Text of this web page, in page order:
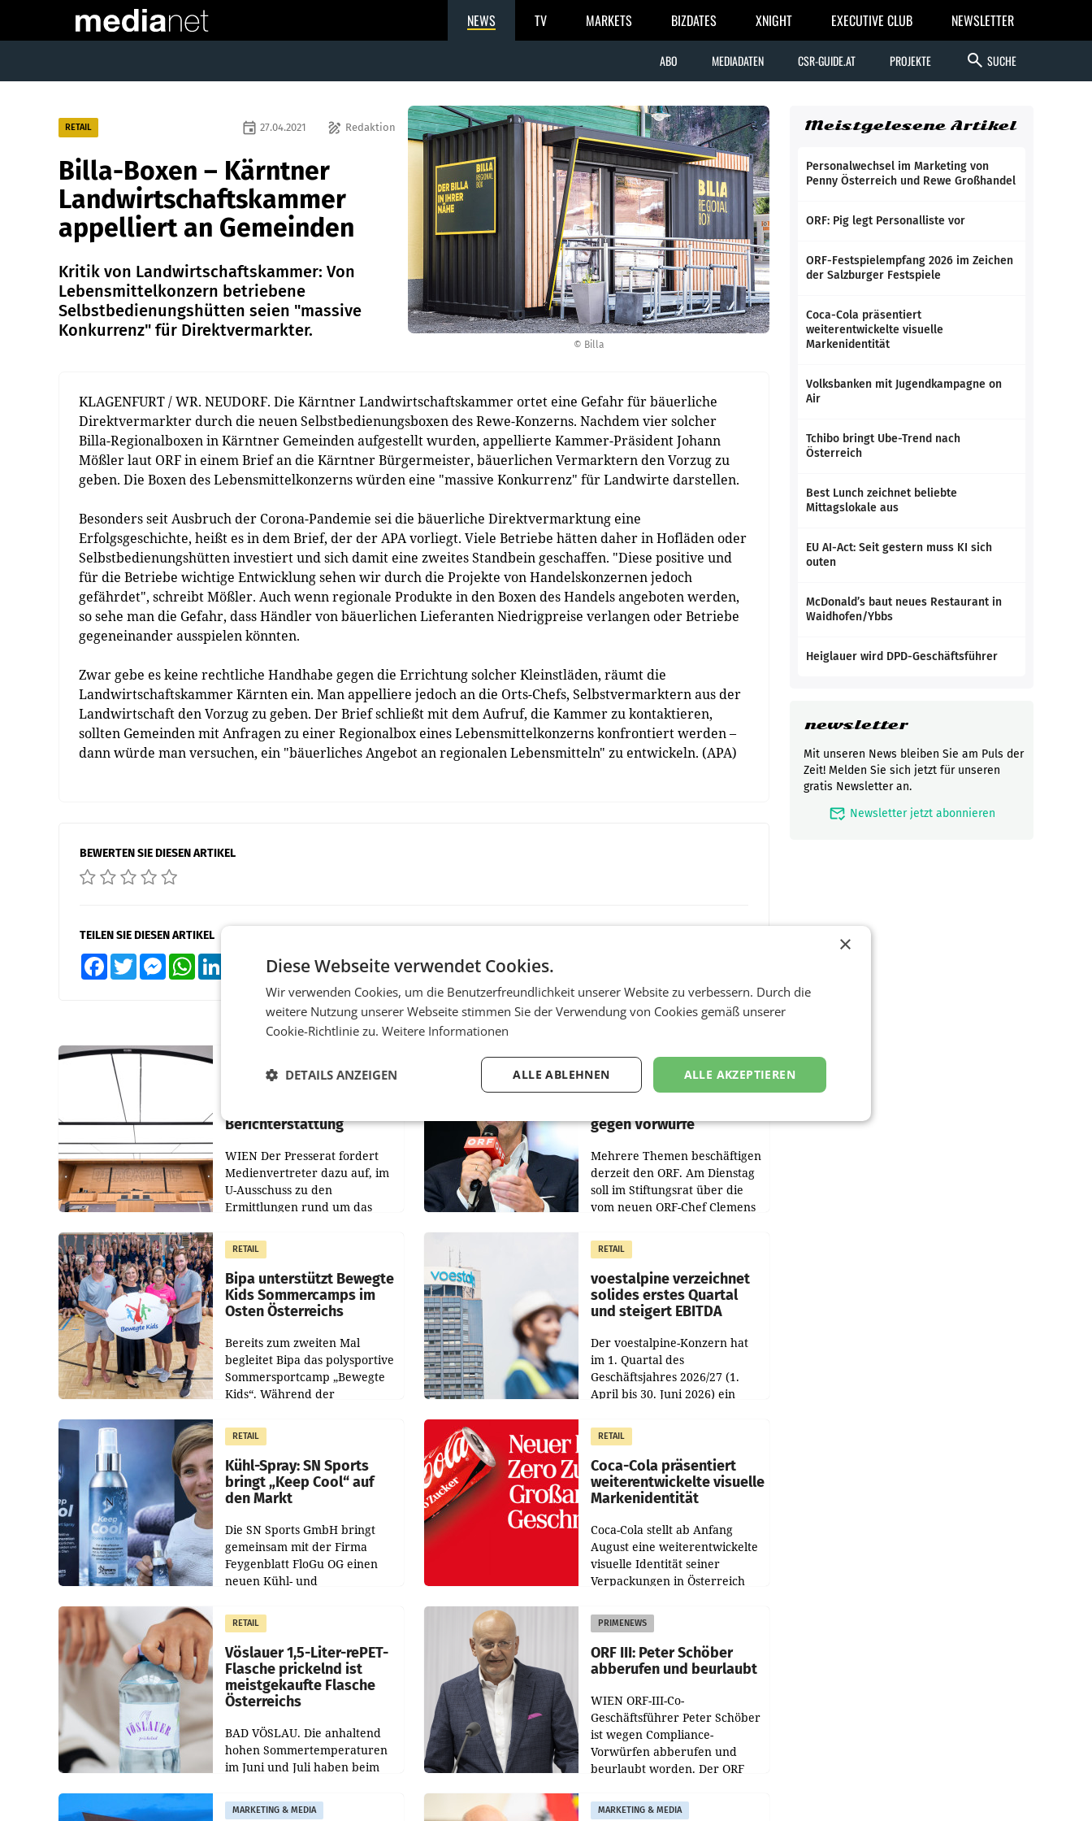
NEWS TV MARKETS BIZDATES XNIGHT EXECUTIVE CLUB NEWSLETTER
ABO MEDIADATEN CSR-GUIDE.AT PROJEKTE search SUCHE
© Billa
RETAIL draw Redaktion
event 27.04.2021
Billa-Boxen – Kärntner
Landwirtschaftskammer
appelliert an Gemeinden
Kritik von Landwirtschaftskammer: Von
Lebensmittelkonzern betriebene
Selbstbedienungshütten seien "massive
Konkurrenz" für Direktvermarkter.
KLAGENFURT / WR. NEUDORF. Die Kärntner Landwirtschaftskammer ortet eine Gefahr für bäuerliche
Direktvermarkter durch die neuen Selbstbedienungsboxen des Rewe-Konzerns. Nachdem vier solcher
Billa-Regionalboxen in Kärntner Gemeinden aufgestellt wurden, appellierte Kammer-Präsident Johann
Mößler laut ORF in einem Brief an die Kärntner Bürgermeister, bäuerlichen Vermarktern den Vorzug zu
geben. Die Boxen des Lebensmittelkonzerns würden eine "massive Konkurrenz" für Landwirte darstellen.
Besonders seit Ausbruch der Corona-Pandemie sei die bäuerliche Direktvermarktung eine
Erfolgsgeschichte, heißt es in dem Brief, der der APA vorliegt. Viele Betriebe hätten daher in Hofläden oder
Selbstbedienungshütten investiert und sich damit eine zweites Standbein geschaffen. "Diese positive und
für die Betriebe wichtige Entwicklung sehen wir durch die Projekte von Handelskonzernen jedoch
gefährdet", schreibt Mößler. Auch wenn regionale Produkte in den Boxen des Handels angeboten werden,
so sehe man die Gefahr, dass Händler von bäuerlichen Lieferanten Niedrigpreise verlangen oder Betriebe
gegeneinander ausspielen könnten.
Zwar gebe es keine rechtliche Handhabe gegen die Errichtung solcher Kleinstläden, räumt die
Landwirtschaftskammer Kärnten ein. Man appelliere jedoch an die Orts-Chefs, Selbstvermarktern aus der
Landwirtschaft den Vorzug zu geben. Der Brief schließt mit dem Aufruf, die Kammer zu kontaktieren,
sollten Gemeinden mit Anfragen zu einer Regionalbox eines Lebensmittelkonzerns konfrontiert werden –
dann würde man versuchen, ein "bäuerliches Angebot an regionalen Lebensmitteln" zu entwickeln. (APA)
BEWERTEN SIE DIESEN ARTIKEL
TEILEN SIE DIESEN ARTIKEL
FacebookTwitter MessengerWhatsApp XING
Berichterstattung
WIEN Der Presserat fordert
Medienvertreter dazu auf, im
U-Ausschuss zu den
Ermittlungen rund um das
im Justizministerium, Christian
Pilnacek, auf sensible
MARKETING & MEDIA
Stiftungsrat Lederer
gegen Vorwürfe
Mehrere Themen beschäftigen
derzeit den ORF. Am Dienstag
soll im Stiftungsrat über die
vom neuen ORF-Chef Clemens
Besetzungen für die
Direktionen abgestimmt
werden.
RETAIL
Bipa unterstützt Bewegte
Kids Sommercamps im
Osten Österreichs
Bereits zum zweiten Mal
begleitet Bipa das polysportive
Sommersportcamp „Bewegte
Kids“. Während der
Juli und August versorgt das
Unternehmen Kinder sowie
RETAIL
voestalpine verzeichnet
solides erstes Quartal
und steigert EBITDA
Der voestalpine-Konzern hat
im 1. Quartal des
Geschäftsjahres 2026/27 (1.
April bis 30. Juni 2026) ein
Der Umsatz stieg im Vergleich
zur Vorjahresperiode
RETAIL
Kühl-Spray: SN Sports
bringt „Keep Cool“ auf
den Markt
Die SN Sports GmbH bringt
gemeinsam mit der Firma
Feygenblatt FloGu OG einen
neuen Kühl- und
Markt. Das Produkt namens
„Keep Cool“ ist zu 100 Prozent
RETAIL
Coca-Cola präsentiert
weiterentwickelte visuelle
Markenidentität
Coca-Cola stellt ab Anfang
August eine weiterentwickelte
visuelle Identität seiner
Verpackungen in Österreich
Redesigns stehen zentrale
Gestaltungselemente
RETAIL
Vöslauer 1,5-Liter-rePET-
Flasche prickelnd ist
meistgekaufte Flasche
Österreichs
BAD VÖSLAU. Die anhaltend
hohen Sommertemperaturen
im Juni und Juli haben beim
Getränkehersteller Vöslauer zu
PRIMENEWS
ORF III: Peter Schöber
abberufen und beurlaubt
WIEN ORF-III-Co-
Geschäftsführer Peter Schöber
ist wegen Compliance-
Vorwürfen abberufen und
beurlaubt worden. Der ORF
entsprechende
MARKETING & MEDIA MARKETING & MEDIA
Meistgelesene Artikel
Personalwechsel im Marketing von
Penny Österreich und Rewe Großhandel
ORF: Pig legt Personalliste vor
ORF-Festspielempfang 2026 im Zeichen
der Salzburger Festspiele
Coca-Cola präsentiert
weiterentwickelte visuelle
Markenidentität
Volksbanken mit Jugendkampagne on
Air
Tchibo bringt Ube-Trend nach
Österreich
Best Lunch zeichnet beliebte
Mittagslokale aus
EU AI-Act: Seit gestern muss KI sich
outen
McDonald’s baut neues Restaurant in
Waidhofen/Ybbs
Heiglauer wird DPD-Geschäftsführer
newsletter
Mit unseren News bleiben Sie am Puls der
Zeit! Melden Sie sich jetzt für unseren
gratis Newsletter an.
mark_email_read Newsletter jetzt abonnieren
×
Diese Webseite verwendet Cookies.
Wir verwenden Cookies, um die Benutzerfreundlichkeit unserer Website zu verbessern. Durch die
weitere Nutzung unserer Webseite stimmen Sie der Verwendung von Cookies gemäß unserer
Cookie-Richtlinie zu. Weitere Informationen
ALLE AKZEPTIEREN
ALLE ABLEHNEN
DETAILS ANZEIGEN